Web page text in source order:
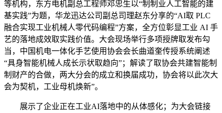
等机构，东方电机副总工程师邓忠生以“制制业人工智能的建
基实践”为题，华龙迅达公司副总司理赵东分享的“AI取 PLC
融合实现工业机械人零代码编程”方案，全方位彰显工业 AI 手
艺的落地成效取实践价值。大会现场举行多项授牌取发布勾
当，中国机电一体化手艺使用协会会长曲道奎传授系统阐述
“具身智能机械人成长示状取趋向”；解读了取协会共建智能制
制财产的合做，两大分会的成立和换届成功，协会将以此次大
会为契机，工业母机焕新”。
展示了企业正在工业AI落地中的从体感化；为大会链接